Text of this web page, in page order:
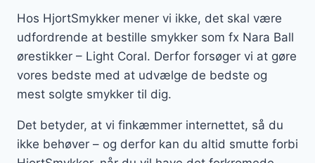
Hos HjortSmykker mener vi ikke, det skal være
udfordrende at bestille smykker som fx Nara Ball
ørestikker – Light Coral. Derfor forsøger vi at gøre
vores bedste med at udvælge de bedste og
mest solgte smykker til dig.
Det betyder, at vi finkæmmer internettet, så du
ikke behøver – og derfor kan du altid smutte forbi